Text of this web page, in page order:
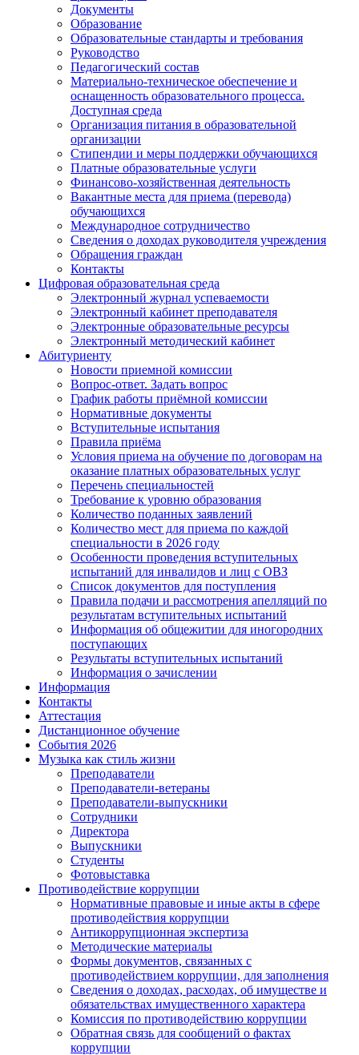
Документы
Образование
Образовательные стандарты и требования
Руководство
Педагогический состав
Материально-техническое обеспечение и
оснащенность образовательного процесса.
Доступная среда
Организация питания в образовательной
организации
Стипендии и меры поддержки обучающихся
Платные образовательные услуги
Финансово-хозяйственная деятельность
Вакантные места для приема (перевода)
обучающихся
Международное сотрудничество
Сведения о доходах руководителя учреждения
Обращения граждан
Контакты
Цифровая образовательная среда
Электронный журнал успеваемости
Электронный кабинет преподавателя
Электронные образовательные ресурсы
Электронный методический кабинет
Абитуриенту
Новости приемной комиссии
Вопрос-ответ. Задать вопрос
График работы приёмной комиссии
Нормативные документы
Вступительные испытания
Правила приёма
Условия приема на обучение по договорам на
оказание платных образовательных услуг
Перечень специальностей
Требование к уровню образования
Количество поданных заявлений
Количество мест для приема по каждой
специальности в 2026 году
Особенности проведения вступительных
испытаний для инвалидов и лиц с ОВЗ
Список документов для поступления
Правила подачи и рассмотрения апелляций по
результатам вступительных испытаний
Информация об общежитии для иногородних
поступающих
Результаты вступительных испытаний
Информация о зачислении
Информация
Контакты
Аттестация
Дистанционное обучение
События 2026
Музыка как стиль жизни
Преподаватели
Преподаватели-ветераны
Преподаватели-выпускники
Сотрудники
Директора
Выпускники
Студенты
Фотовыставка
Противодействие коррупции
Нормативные правовые и иные акты в сфере
противодействия коррупции
Антикоррупционная экспертиза
Методические материалы
Формы документов, связанных с
противодействием коррупции, для заполнения
Сведения о доходах, расходах, об имуществе и
обязательствах имущественного характера
Комиссия по противодействию коррупции
Обратная связь для сообщений о фактах
коррупции